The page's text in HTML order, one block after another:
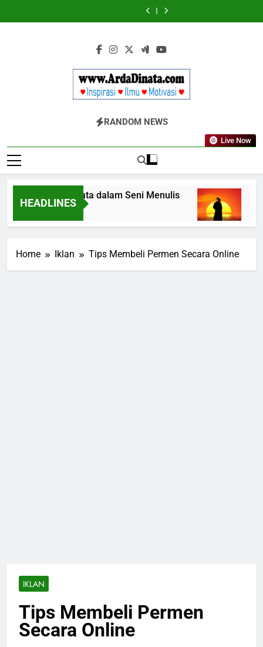
to
Kekinian
EFEKTA
English
for
Adults
Wajib
Diketahui
Kekinian
di
EFEKTA
English
for
Adults
BERDAYA
Inspirasi, Ilmu, Dan Motivasi
RANDOM NEWS
Live Now
HEADLINES
Terbangkan Kata dalam Seni Menulis
3 Tahun Ago
Home Iklan Tips Membeli Permen Secara Online
IKLAN
Tips Membeli Permen
Secara Online